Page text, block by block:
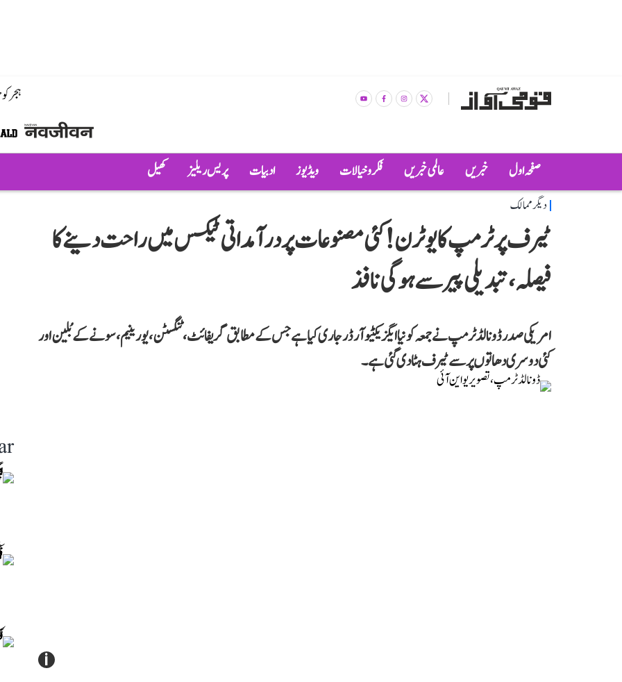
ہجر
صفحہ اول خبریں عالمی خبریں فکر و خیالات ویڈیوز ادبیات پریس ریلیز کھیل
دیگر ممالک
ٹیرف پر ٹرمپ کا یوٹرن! کئی مصنوعات پر درآمداتی ٹیکس میں راحت دینے کا
فیصلہ، تبدیلی پیر سے ہوگی نافذ
امریکی صدر ڈونالڈ ٹرمپ نے جمعہ کو نیا ایگزیکٹیو آرڈر جاری کیا ہے جس کے مطابق گریفائٹ، ٹنگسٹن، یورینیم، سونے کے بُلین اور
کئی دوسری دھاتوں پر سے ٹیرف ہٹا دی گئی ہے۔
i